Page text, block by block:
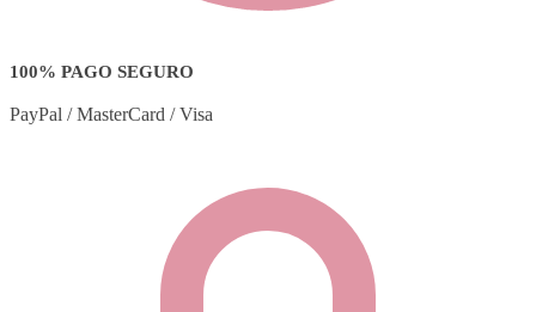
100% PAGO SEGURO
PayPal / MasterCard / Visa